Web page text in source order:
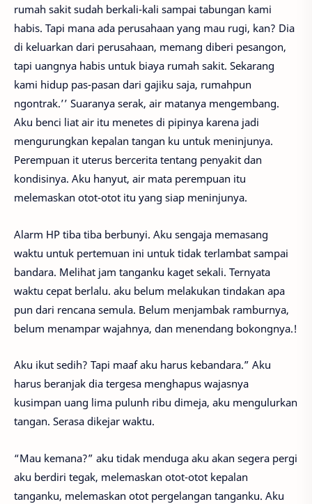
rumah sakit sudah berkali-kali sampai tabungan kami
habis. Tapi mana ada perusahaan yang mau rugi, kan? Dia
di keluarkan dari perusahaan, memang diberi pesangon,
tapi uangnya habis untuk biaya rumah sakit. Sekarang
kami hidup pas-pasan dari gajiku saja, rumahpun
ngontrak.’’ Suaranya serak, air matanya mengembang.
Aku benci liat air itu menetes di pipinya karena jadi
mengurungkan kepalan tangan ku untuk meninjunya.
Perempuan it uterus bercerita tentang penyakit dan
kondisinya. Aku hanyut, air mata perempuan itu
melemaskan otot-otot itu yang siap meninjunya.
Alarm HP tiba tiba berbunyi. Aku sengaja memasang
waktu untuk pertemuan ini untuk tidak terlambat sampai
bandara. Melihat jam tanganku kaget sekali. Ternyata
waktu cepat berlalu. aku belum melakukan tindakan apa
pun dari rencana semula. Belum menjambak ramburnya,
belum menampar wajahnya, dan menendang bokongnya.!
Aku ikut sedih? Tapi maaf aku harus kebandara.” Aku
harus beranjak dia tergesa menghapus wajasnya
kusimpan uang lima pulunh ribu dimeja, aku mengulurkan
tangan. Serasa dikejar waktu.
“Mau kemana?” aku tidak menduga aku akan segera pergi
aku berdiri tegak, melemaskan otot-otot kepalan
tanganku, melemaskan otot pergelangan tanganku. Aku